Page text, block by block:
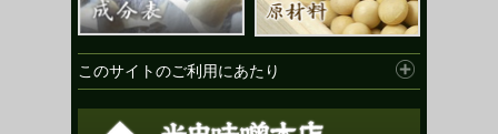
このサイトのご利用にあたり